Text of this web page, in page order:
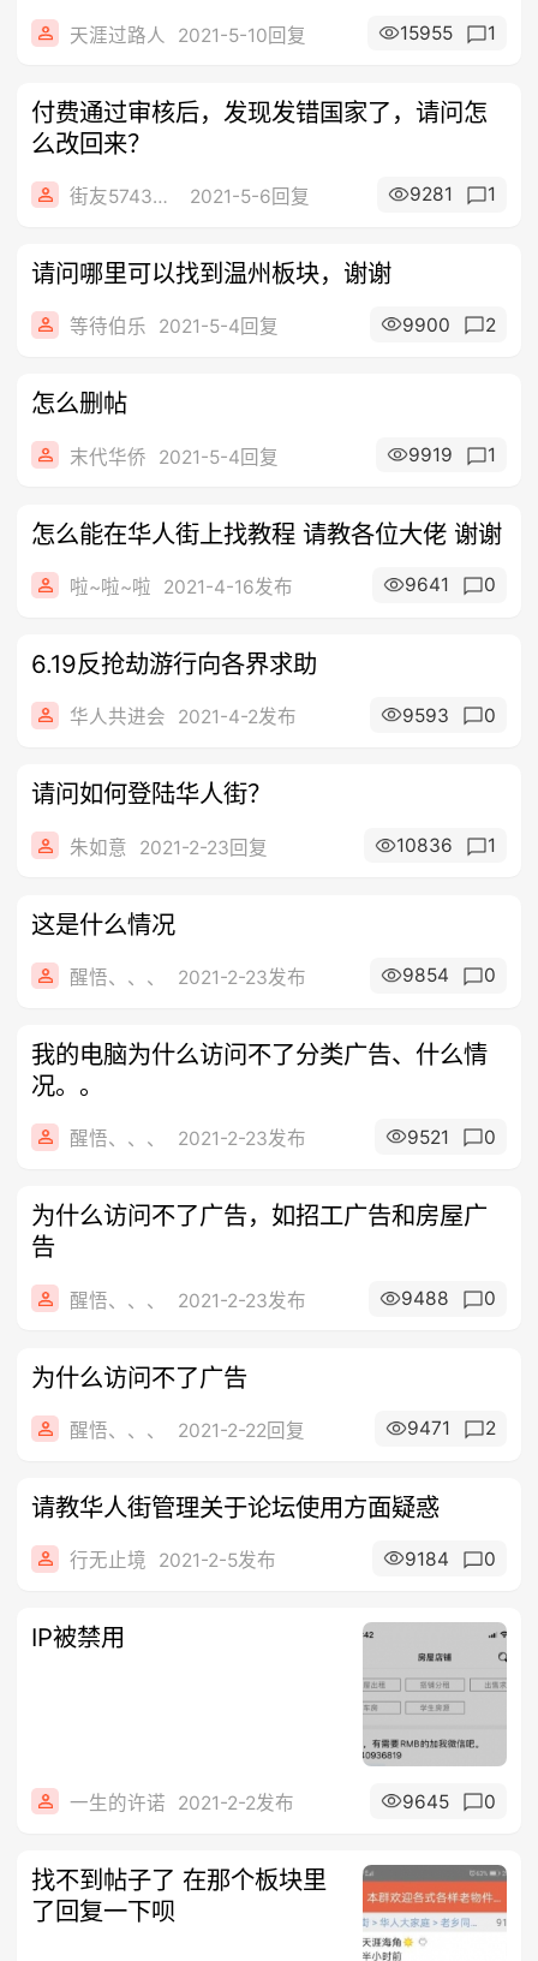
天涯过路人 2021-5-10回复 15955 1
付费通过审核后，发现发错国家了，请问怎
么改回来？
街友57438243 2021-5-6回复 9281 1
请问哪里可以找到温州板块，谢谢
等待伯乐 2021-5-4回复 9900 2
怎么删帖
末代华侨 2021-5-4回复 9919 1
怎么能在华人街上找教程 请教各位大佬 谢谢
啦~啦~啦 2021-4-16发布 9641 0
6.19反抢劫游行向各界求助
华人共进会 2021-4-2发布 9593 0
请问如何登陆华人街？
朱如意 2021-2-23回复 10836 1
这是什么情况
醒悟、、、 2021-2-23发布 9854 0
我的电脑为什么访问不了分类广告、什么情
况。。
醒悟、、、 2021-2-23发布 9521 0
为什么访问不了广告，如招工广告和房屋广
告
醒悟、、、 2021-2-23发布 9488 0
为什么访问不了广告
醒悟、、、 2021-2-22回复 9471 2
请教华人街管理关于论坛使用方面疑惑
行无止境 2021-2-5发布 9184 0
IP被禁用
一生的许诺 2021-2-2发布 9645 0
找不到帖子了 在那个板块里
了回复一下呗